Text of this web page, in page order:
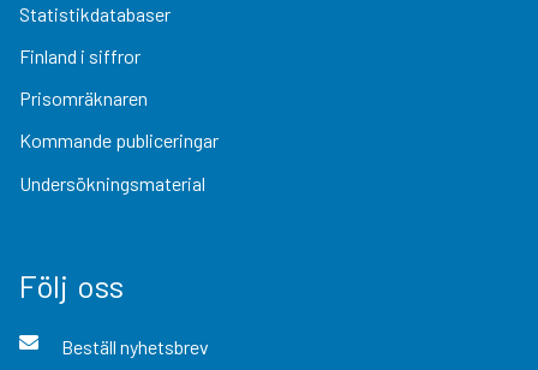
Statistikdatabaser
Finland i siffror
Prisomräknaren
Kommande publiceringar
Undersökningsmaterial
Följ oss
Beställ nyhetsbrev